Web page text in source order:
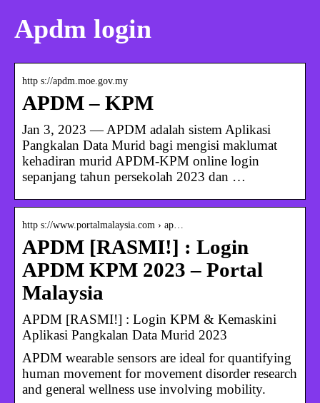
Apdm login
http s://apdm.moe.gov.my
APDM – KPM
Jan 3, 2023 — APDM adalah sistem Aplikasi
Pangkalan Data Murid bagi mengisi maklumat
kehadiran murid APDM-KPM online login
sepanjang tahun persekolah 2023 dan …
http s://www.portalmalaysia.com › ap…
APDM [RASMI!] : Login
APDM KPM 2023 – Portal
Malaysia
APDM [RASMI!] : Login KPM & Kemaskini
Aplikasi Pangkalan Data Murid 2023
APDM wearable sensors are ideal for quantifying
human movement for movement disorder research
and general wellness use involving mobility.